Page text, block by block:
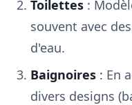
Toilettes :
souvent avec
d'eau.
Baignoires : En
divers designs